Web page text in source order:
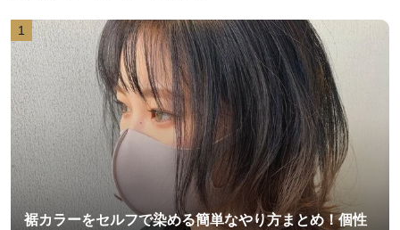
1
裾カラーをセルフで染める簡単なやり方まとめ！個性